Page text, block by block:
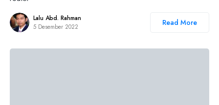
Lalu Abd. Rahman
5 Desember 2022
Read More